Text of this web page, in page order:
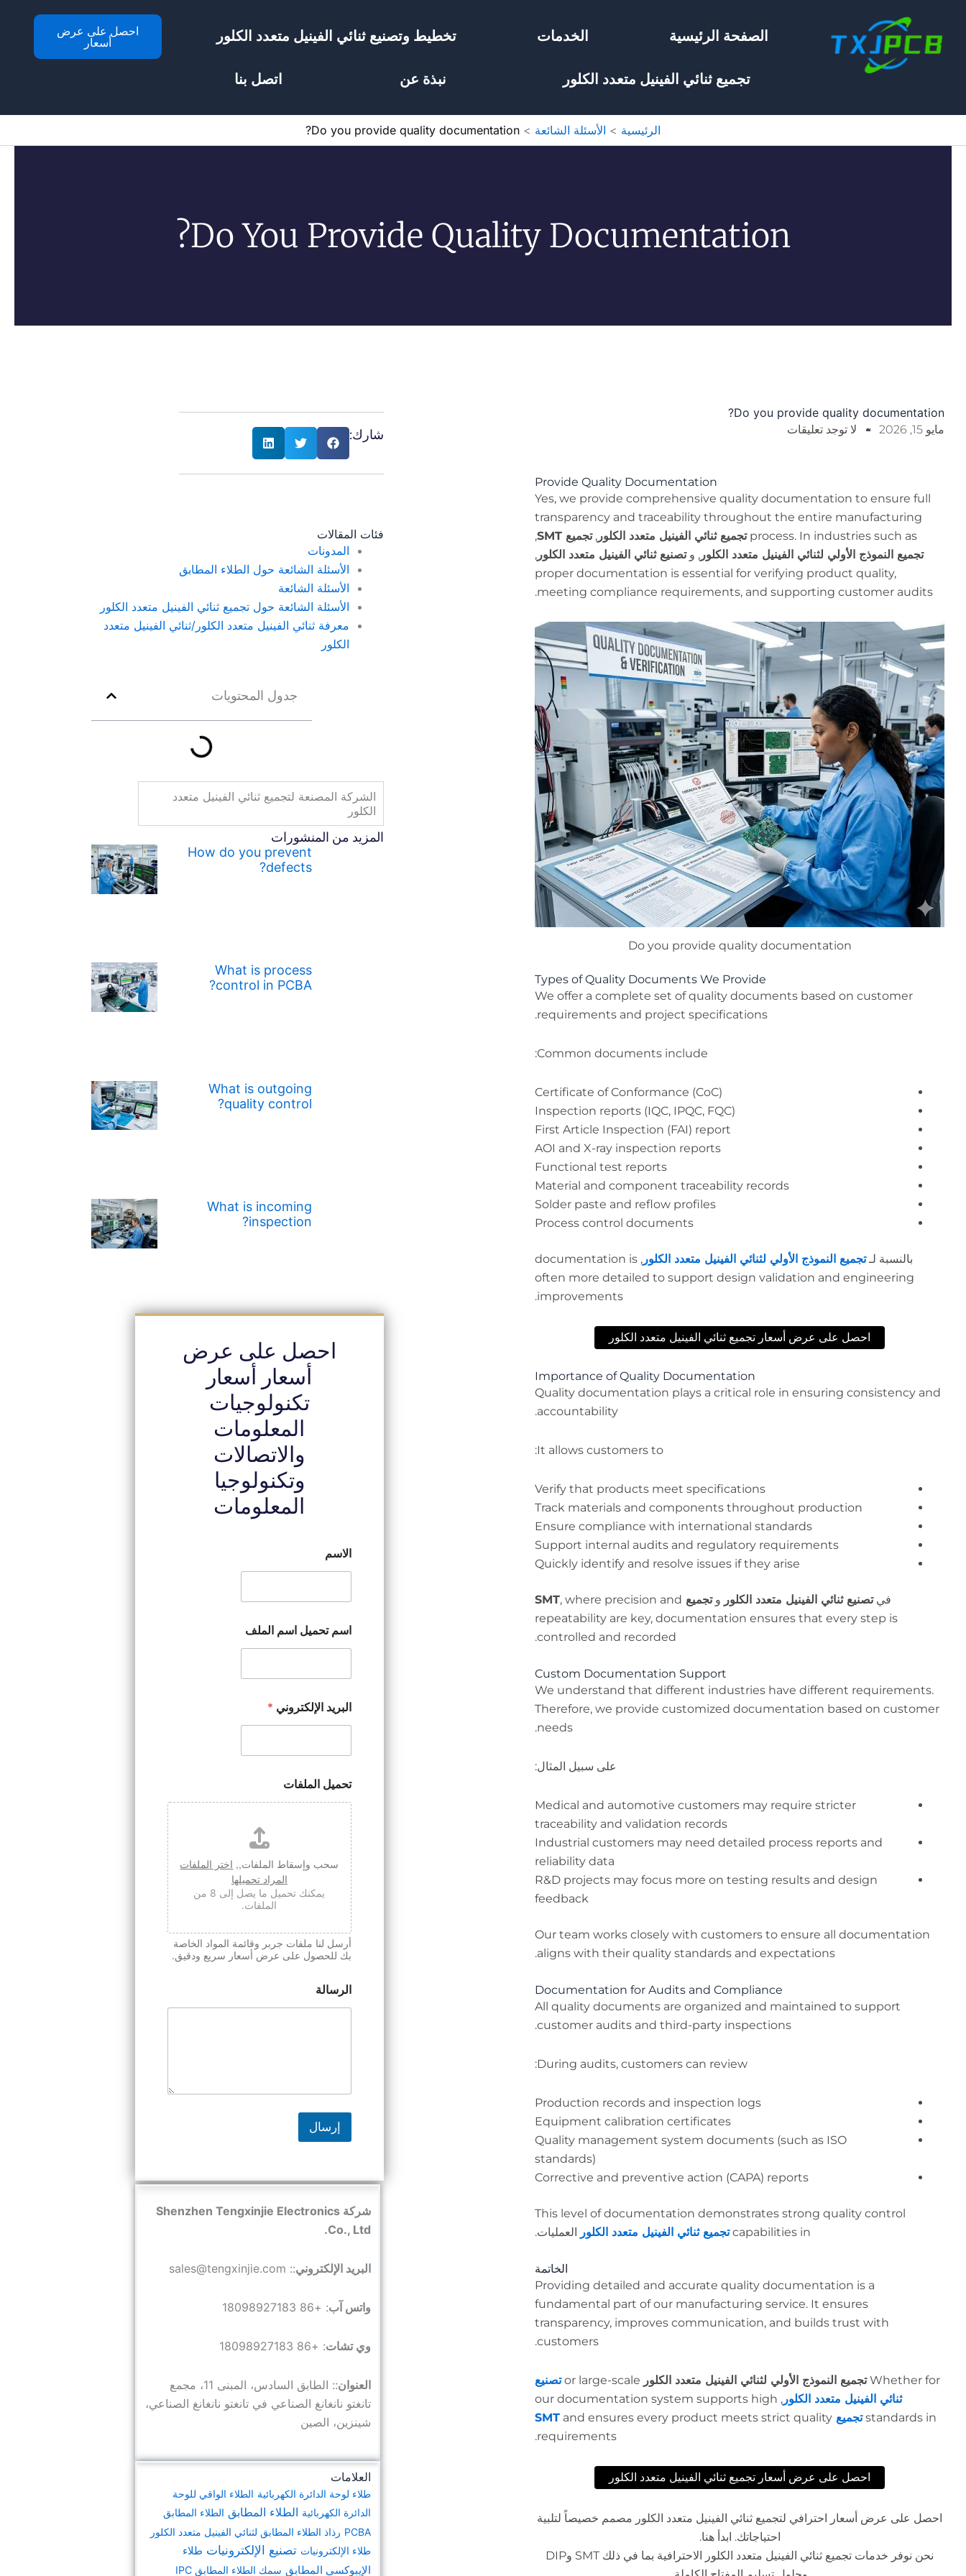
المحتوى
الصفحة الرئيسية الخدمات تخطيط وتصنيع ثنائي الفينيل متعدد الكلور
تجميع ثنائي الفينيل متعدد الكلور نبذة عن اتصل بنا
احصل على عرض
أسعار
الرئيسية الأسئلة الشائعة Do you provide quality documentation?
Do You Provide Quality Documentation?
Do you provide quality documentation?
مايو 15, 2026 لا توجد تعليقات
Provide Quality Documentation
Yes, we provide comprehensive quality documentation to ensure full
transparency and traceability throughout the entire manufacturing
process. In industries such as تجميع ثنائي الفينيل متعدد الكلور ,تجميع SMT
,
تجميع النموذج الأولي لثنائي الفينيل متعدد الكلور , وتصنيع ثنائي الفينيل متعدد الكلور ,
proper documentation is essential for verifying product quality,
meeting compliance requirements, and supporting customer audits.
Do you provide quality documentation
Types of Quality Documents We Provide
We offer a complete set of quality documents based on customer
requirements and project specifications.
Common documents include:
Certificate of Conformance (CoC)
Inspection reports (IQC, IPQC, FQC)
First Article Inspection (FAI) report
AOI and X-ray inspection reports
Functional test reports
Material and component traceability records
Solder paste and reflow profiles
Process control documents
بالنسبة لـتجميع النموذج الأولي لثنائي الفينيل متعدد الكلور , documentation is
often more detailed to support design validation and engineering
improvements.
احصل على عرض أسعار تجميع ثنائي الفينيل متعدد الكلور
Importance of Quality Documentation
Quality documentation plays a critical role in ensuring consistency and
accountability.
It allows customers to:
Verify that products meet specifications
Track materials and components throughout production
Ensure compliance with international standards
Support internal audits and regulatory requirements
Quickly identify and resolve issues if they arise
فيتصنيع ثنائي الفينيل متعدد الكلور وتجميع SMT , where precision and
repeatability are key, documentation ensures that every step is
controlled and recorded.
Custom Documentation Support
We understand that different industries have different requirements.
Therefore, we provide customized documentation based on customer
needs.
على سبيل المثال:
Medical and automotive customers may require stricter
traceability and validation records
Industrial customers may need detailed process reports and
reliability data
R&D projects may focus more on testing results and design
feedback
Our team works closely with customers to ensure all documentation
aligns with their quality standards and expectations.
Documentation for Audits and Compliance
All quality documents are organized and maintained to support
customer audits and third-party inspections.
During audits, customers can review:
Production records and inspection logs
Equipment calibration certificates
Quality management system documents (such as ISO
standards)
Corrective and preventive action (CAPA) reports
This level of documentation demonstrates strong quality control
capabilities in تجميع ثنائي الفينيل متعدد الكلور العمليات.
الخاتمة
Providing detailed and accurate quality documentation is a
fundamental part of our manufacturing service. It ensures
transparency, improves communication, and builds trust with
customers.
Whether for تجميع النموذج الأولي لثنائي الفينيل متعدد الكلور
تصنيع
ثنائي الفينيل متعدد الكلور
, our documentation system supports high
standards in تجميع SMT and ensures every product meets strict quality
requirements.
احصل على عرض أسعار تجميع ثنائي الفينيل متعدد الكلور
احصل على عرض أسعار احترافي لتجميع ثنائي الفينيل متعدد الكلور مصمم خصيصاً لتلبية
احتياجاتك. ابدأ هنا.
نحن نوفر خدمات تجميع ثنائي الفينيل متعدد الكلور الاحترافية بما في ذلك SMT وDIP
شارك:
فئات المقالات
المدونات
الأسئلة الشائعة حول الطلاء المطابق
الأسئلة الشائعة
الأسئلة الشائعة حول تجميع ثنائي الفينيل متعدد الكلور
معرفة ثنائي الفينيل متعدد الكلور/ثنائي الفينيل متعدد
الكلور
جدول المحتويات
الشركة المصنعة لتجميع ثنائي الفينيل متعدد
الكلور
المزيد من المنشورات
How do you prevent
defects?
What is process
control in PCBA?
What is outgoing
quality control?
What is incoming
inspection?
احصل على عرض
أسعار أسعار
تكنولوجيات
المعلومات
والاتصالات
وتكنولوجيا
المعلومات
الاسم
اسم تحميل اسم الملف
البريد الإلكتروني *
تحميل الملفات
سحب وإسقاط الملفات,, اختر الملفات
المراد تحميلها
يمكنك تحميل ما يصل إلى 8 من
الملفات.
أرسل لنا ملفات جربر وقائمة المواد الخاصة
بك للحصول على عرض أسعار سريع ودقيق.
الرسالة
إرسال
شركة Shenzhen Tengxinjie Electronics
Co., Ltd.
البريد الإلكتروني:: sales@tengxinjie.com
واتس آب: +86 18098927183
وي تشات: +86 18098927183
العنوان
:: الطابق السادس، المبنى 11، مجمع
تانغتو نانغانغ الصناعي في تانغتو نانغانغ الصناعي،
شينزين، الصين
العلامات
طلاء لوحة الدائرة الكهربائية الطلاء الواقي للوحة
الدائرة الكهربائية الطلاء المطابق الطلاء المطابق
PCBA رذاذ الطلاء المطابق لثنائي الفينيل متعدد الكلور
طلاء الإلكترونيات تصنيع الإلكترونيات طلاء
الإيبوكسي المطابق
سمك الطلاء المطابق IPC